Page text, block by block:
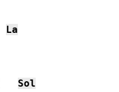
La
Sol